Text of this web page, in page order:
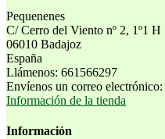
Pequenenes
C/ Cerro del Viento nº 2, 1º1 H
06010 Badajoz
España
Llámenos: 661566297
Envíenos un correo electrónico:
Información de la tienda
Información